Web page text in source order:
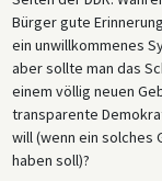
Bürger gute
ein unwillkommenes
aber sollte man das
einem völlig neuen
transparente
will (wenn ein solches
haben soll)?